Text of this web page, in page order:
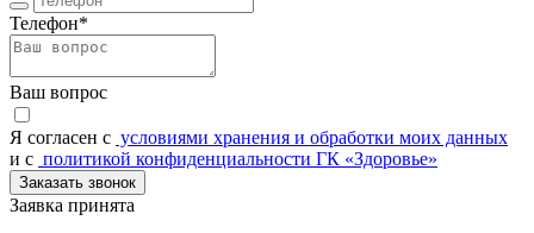
Телефон*
Ваш вопрос
Я согласен c условиями хранения и обработки моих данных
и с политикой конфиденциальности ГК «Здоровье»
Заказать звонок
Заявка принята